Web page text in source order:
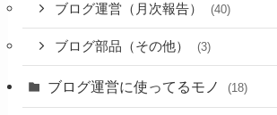
ブログ運営（月次報告） (40)
ブログ部品（その他） (3)
ブログ運営に使ってるモノ (18)